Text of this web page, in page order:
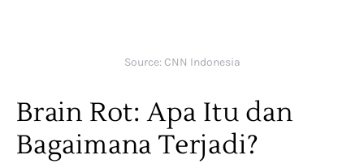
Source: CNN Indonesia
Brain Rot: Apa Itu dan
Bagaimana Terjadi?